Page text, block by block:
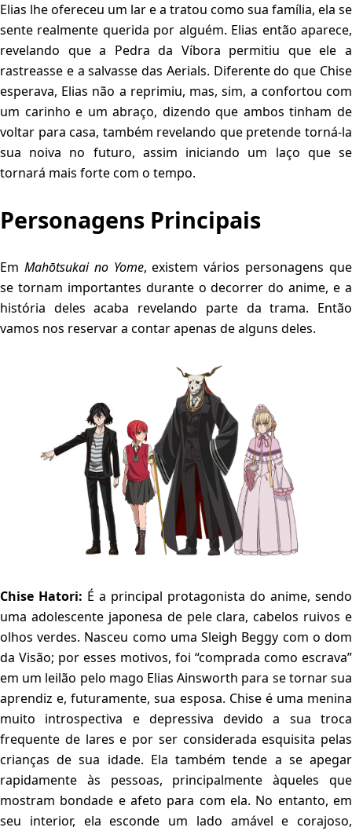
Elias lhe ofereceu um lar e a tratou como sua família, ela se
sente realmente querida por alguém. Elias então aparece,
revelando que a Pedra da Víbora permitiu que ele a
rastreasse e a salvasse das Aerials. Diferente do que Chise
esperava, Elias não a reprimiu, mas, sim, a confortou com
um carinho e um abraço, dizendo que ambos tinham de
voltar para casa, também revelando que pretende torná-la
sua noiva no futuro, assim iniciando um laço que se
tornará mais forte com o tempo.
Personagens Principais
Em Mahōtsukai no Yome, existem vários personagens que
se tornam importantes durante o decorrer do anime, e a
história deles acaba revelando parte da trama. Então
vamos nos reservar a contar apenas de alguns deles.
Chise Hatori: É a principal protagonista do anime, sendo
uma adolescente japonesa de pele clara, cabelos ruivos e
olhos verdes. Nasceu como uma Sleigh Beggy com o dom
da Visão; por esses motivos, foi “comprada como escrava”
em um leilão pelo mago Elias Ainsworth para se tornar sua
aprendiz e, futuramente, sua esposa. Chise é uma menina
muito introspectiva e depressiva devido a sua troca
frequente de lares e por ser considerada esquisita pelas
crianças de sua idade. Ela também tende a se apegar
rapidamente às pessoas, principalmente àqueles que
mostram bondade e afeto para com ela. No entanto, em
seu interior, ela esconde um lado amável e corajoso,